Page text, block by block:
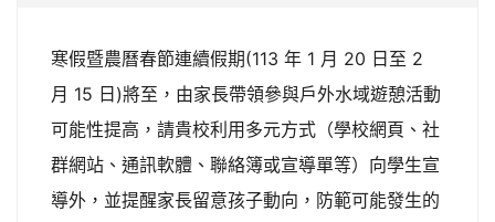
寒假暨農曆春節連續假期(113 年 1 月 20 日至 2
月 15 日)將至，由家長帶領參與戶外水域遊憩活動
可能性提高，請貴校利用多元方式（學校網頁、社
群網站、通訊軟體、聯絡簿或宣導單等）向學生宣
導外，並提醒家長留意孩子動向，防範可能發生的